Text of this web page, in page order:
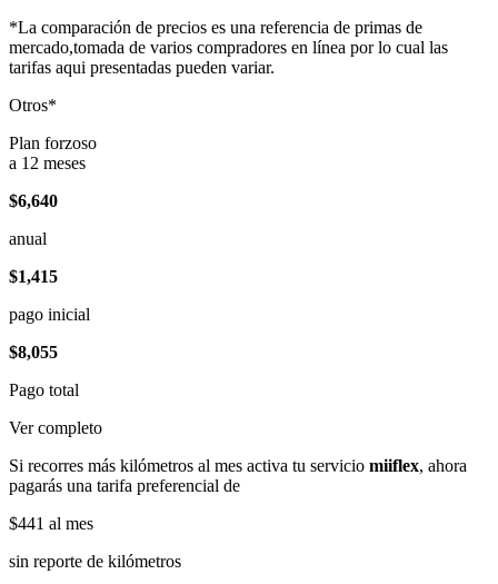
*La comparación de precios es una referencia de primas de
mercado,tomada de varios compradores en línea por lo cual las
tarifas aqui presentadas pueden variar.
Otros*
Plan forzoso
a 12 meses
$6,640
anual
$1,415
pago inicial
$8,055
Pago total
Ver completo
Si recorres más kilómetros al mes activa tu servicio miiflex, ahora
pagarás una tarifa preferencial de
$441 al mes
sin reporte de kilómetros